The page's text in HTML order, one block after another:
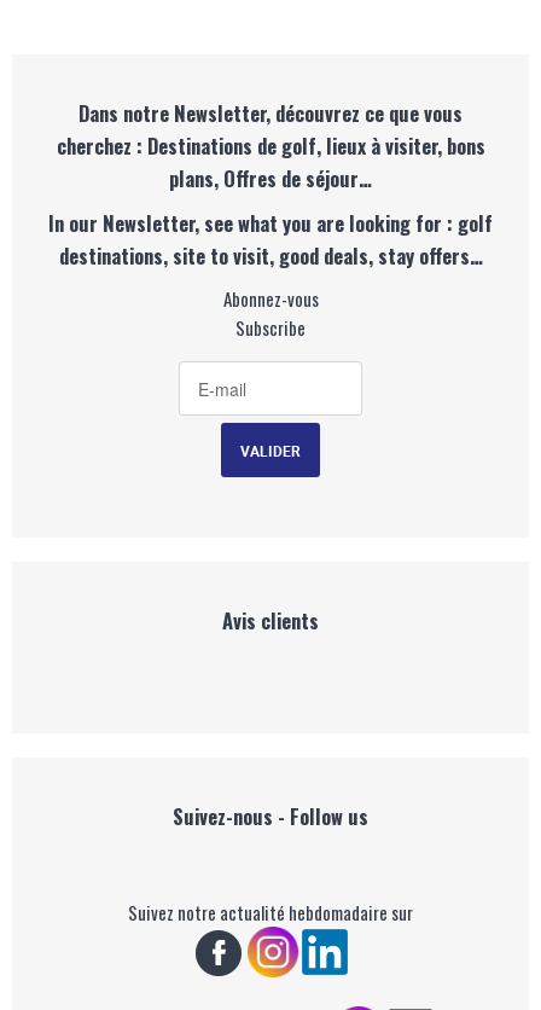
Dans notre Newsletter, découvrez ce que vous
cherchez : Destinations de golf, lieux à visiter, bons
plans, Offres de séjour…
In our Newsletter, see what you are looking for : golf
destinations, site to visit, good deals, stay offers…
Abonnez-vous
Subscribe
Avis clients
Suivez-nous - Follow us
Suivez notre actualité hebdomadaire sur